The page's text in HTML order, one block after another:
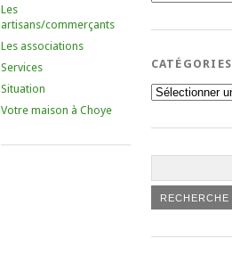
Les
artisans/commerçants
Les associations
Services
Situation
Votre maison à Choye
CATÉGORIES
Catégories